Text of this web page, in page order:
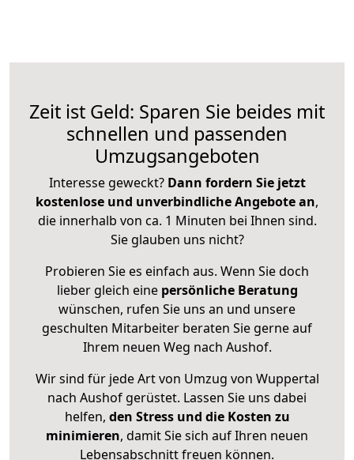
Zeit ist Geld: Sparen Sie beides mit
schnellen und passenden
Umzugsangeboten
Interesse geweckt? Dann fordern Sie jetzt
kostenlose und unverbindliche Angebote an,
die innerhalb von ca. 1 Minuten bei Ihnen sind.
Sie glauben uns nicht?
Probieren Sie es einfach aus. Wenn Sie doch
lieber gleich eine persönliche Beratung
wünschen, rufen Sie uns an und unsere
geschulten Mitarbeiter beraten Sie gerne auf
Ihrem neuen Weg nach Aushof.
Wir sind für jede Art von Umzug von Wuppertal
nach Aushof gerüstet. Lassen Sie uns dabei
helfen, den Stress und die Kosten zu
minimieren, damit Sie sich auf Ihren neuen
Lebensabschnitt freuen können.